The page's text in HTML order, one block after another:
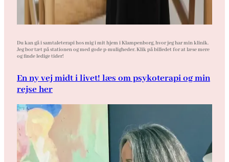
Du kan gå i samtaleterapi hos mig i mit hjem i Klampenborg, hvor jeg har min klinik.
Jeg bor tæt på stationen og med gode p-muligheder. Klik på billedet for at læse mere
og finde ledige tider!
En ny vej midt i livet! læs om psykoterapi og min
rejse her